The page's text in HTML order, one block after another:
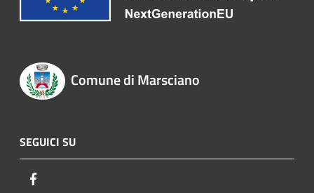
Comune di Marsciano
SEGUICI SU